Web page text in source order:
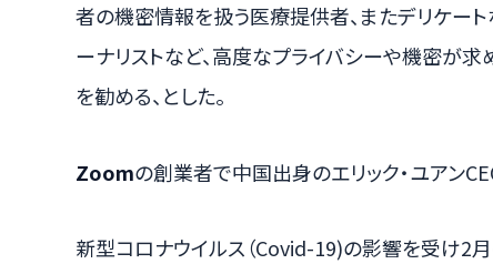
者の機密情報を扱う医療提供者、またデリケー
ーナリストなど、高度なプライバシーや機密が求
を勧める、とした。
Zoomの創業者で中国出身のエリック・ユアン
新型コロナウイルス（Covid-19)の影響を受け2